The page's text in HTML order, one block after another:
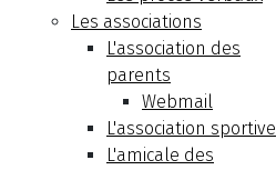
Les associations
L'association des
parents
Webmail
L'association sportive
L'amicale des